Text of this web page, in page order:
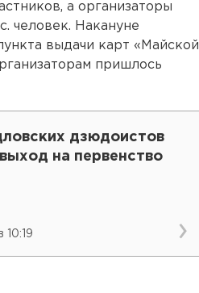
а организаторы
человек. Накануне
выдачи карт «Майской
пришлось
дзюдоистов
на первенство
10:19